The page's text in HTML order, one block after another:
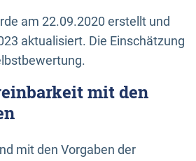
am 22.09.2020 erstellt und
aktualisiert. Die Einschätzung
mit den
mit den Vorgaben der